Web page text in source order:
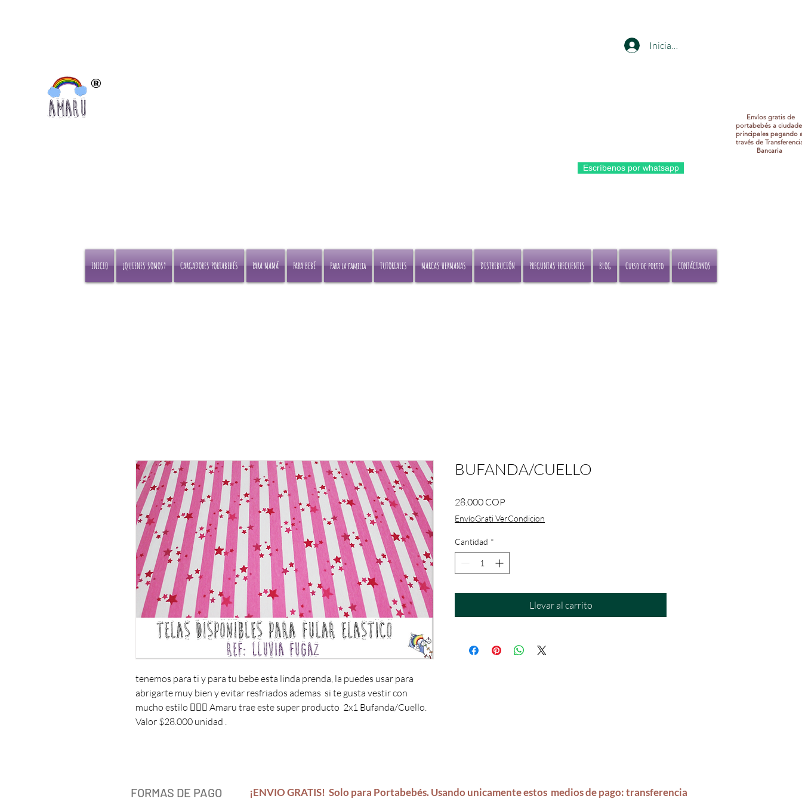
Iniciar sesión
®
Escríbenos por whatsapp
Envíos gratis de
portabebés a
principales pagando
través de
Bancaria
INICIO ¿QUIENES SOMOS? CARGADORES PORTABEBÉS PARA MAMÁ PARA BEBÉ Para la familia TUTORIALES MARCAS HERMANAS DISTRIBUCIÓN PREGUNTAS FRECUENTES BLOG Curso de porteo CONTÁCTANOS
tenemos para ti y para tu bebe esta linda prenda, la puedes usar para
abrigarte muy bien y evitar resfriados ademas si te gusta vestir con
mucho estilo 🙋🏻‍♂️ Amaru trae este super producto 2x1 Bufanda/Cuello.
Valor $28.000 unidad .
BUFANDA/CUELLO
28.000 COP
EnvíoGrati VerCondicion
Cantidad *
Llevar al carrito
FORMAS DE PAGO ¡ENVIO GRATIS! Solo para Portabebés.Usando unicamente estos mediosde pago:transferencia